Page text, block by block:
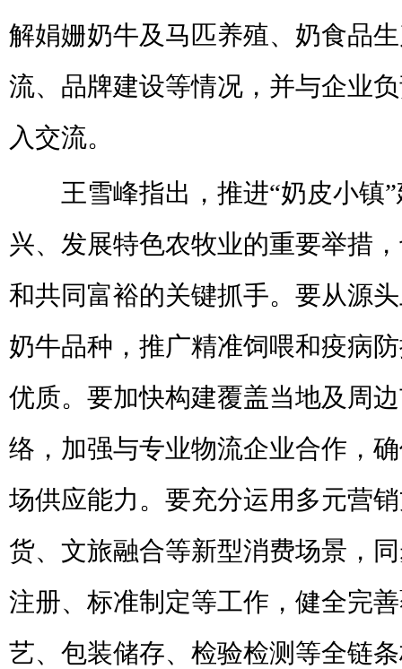
解娟姗奶牛及马匹养殖、奶食品
流、品牌建设等情况，并与企业
入交流。
王雪峰指出，推进“奶皮小镇”
兴、发展特色农牧业的重要举措
和共同富裕的关键抓手。要从源
奶牛品种，推广精准饲喂和疫病
优质。要加快构建覆盖当地及周
络，加强与专业物流企业合作，
场供应能力。要充分运用多元营
货、文旅融合等新型消费场景，
注册、标准制定等工作，健全完
艺、包装储存、检验检测等全链